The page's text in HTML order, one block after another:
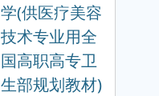
学(供医疗美容
技术专业用全
国高职高专卫
生部规划教材)